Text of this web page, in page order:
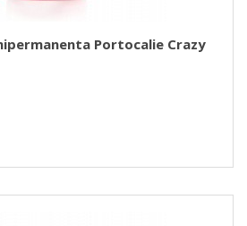
Portocalie Crazy